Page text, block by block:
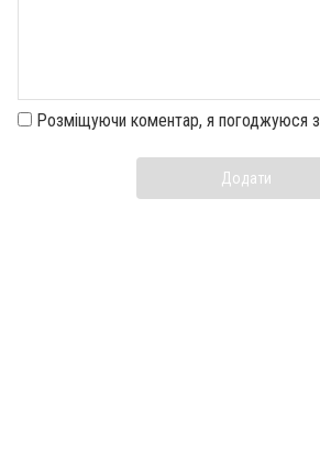
Розміщуючи коментар, я погоджуюся з
Додати